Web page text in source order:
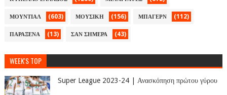
ΜΟΥΝΤΙΑΛ (603) ΜΟΥΣΙΚΗ (156) ΜΠΑΓΕΡΝ (112)
ΠΑΡΑΞΕΝΑ (13) ΣΑΝ ΣΗΜΕΡΑ (43)
WEEK'S TOP
Super League 2023-24 | Ανασκόπηση πρώτου γύρου